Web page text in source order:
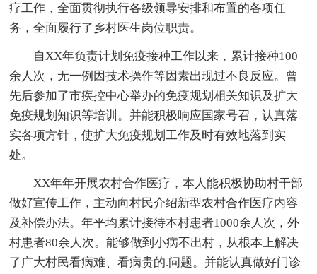
疗工作，全面贯彻执行各级领导安排和布置的各项任
务，全面履行了乡村医生岗位职责。
自XX年负责计划免疫接种工作以来，累计接种100
余人次，无一例因技术操作等因素出现过不良反应。曾
先后参加了市疾控中心举办的免疫规划相关知识及扩大
免疫规划知识等培训。并能积极响应国家号召，认真落
实各项方针，使扩大免疫规划工作及时有效地落到实
处。
XX年年开展农村合作医疗，本人能积极协助村干部
做好宣传工作，主动向村民介绍新型农村合作医疗内容
及补偿办法。年平均累计接待本村患者1000余人次，外
村患者80余人次。能够做到小病不出村，从根本上解决
了广大村民看病难、看病贵的.问题。并能认真做好门诊